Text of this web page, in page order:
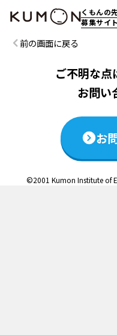
くもんの
募集サイト
この説明会
前の画面に戻る
ご不明な点
お問い
お
©2001 Kumon Institute of